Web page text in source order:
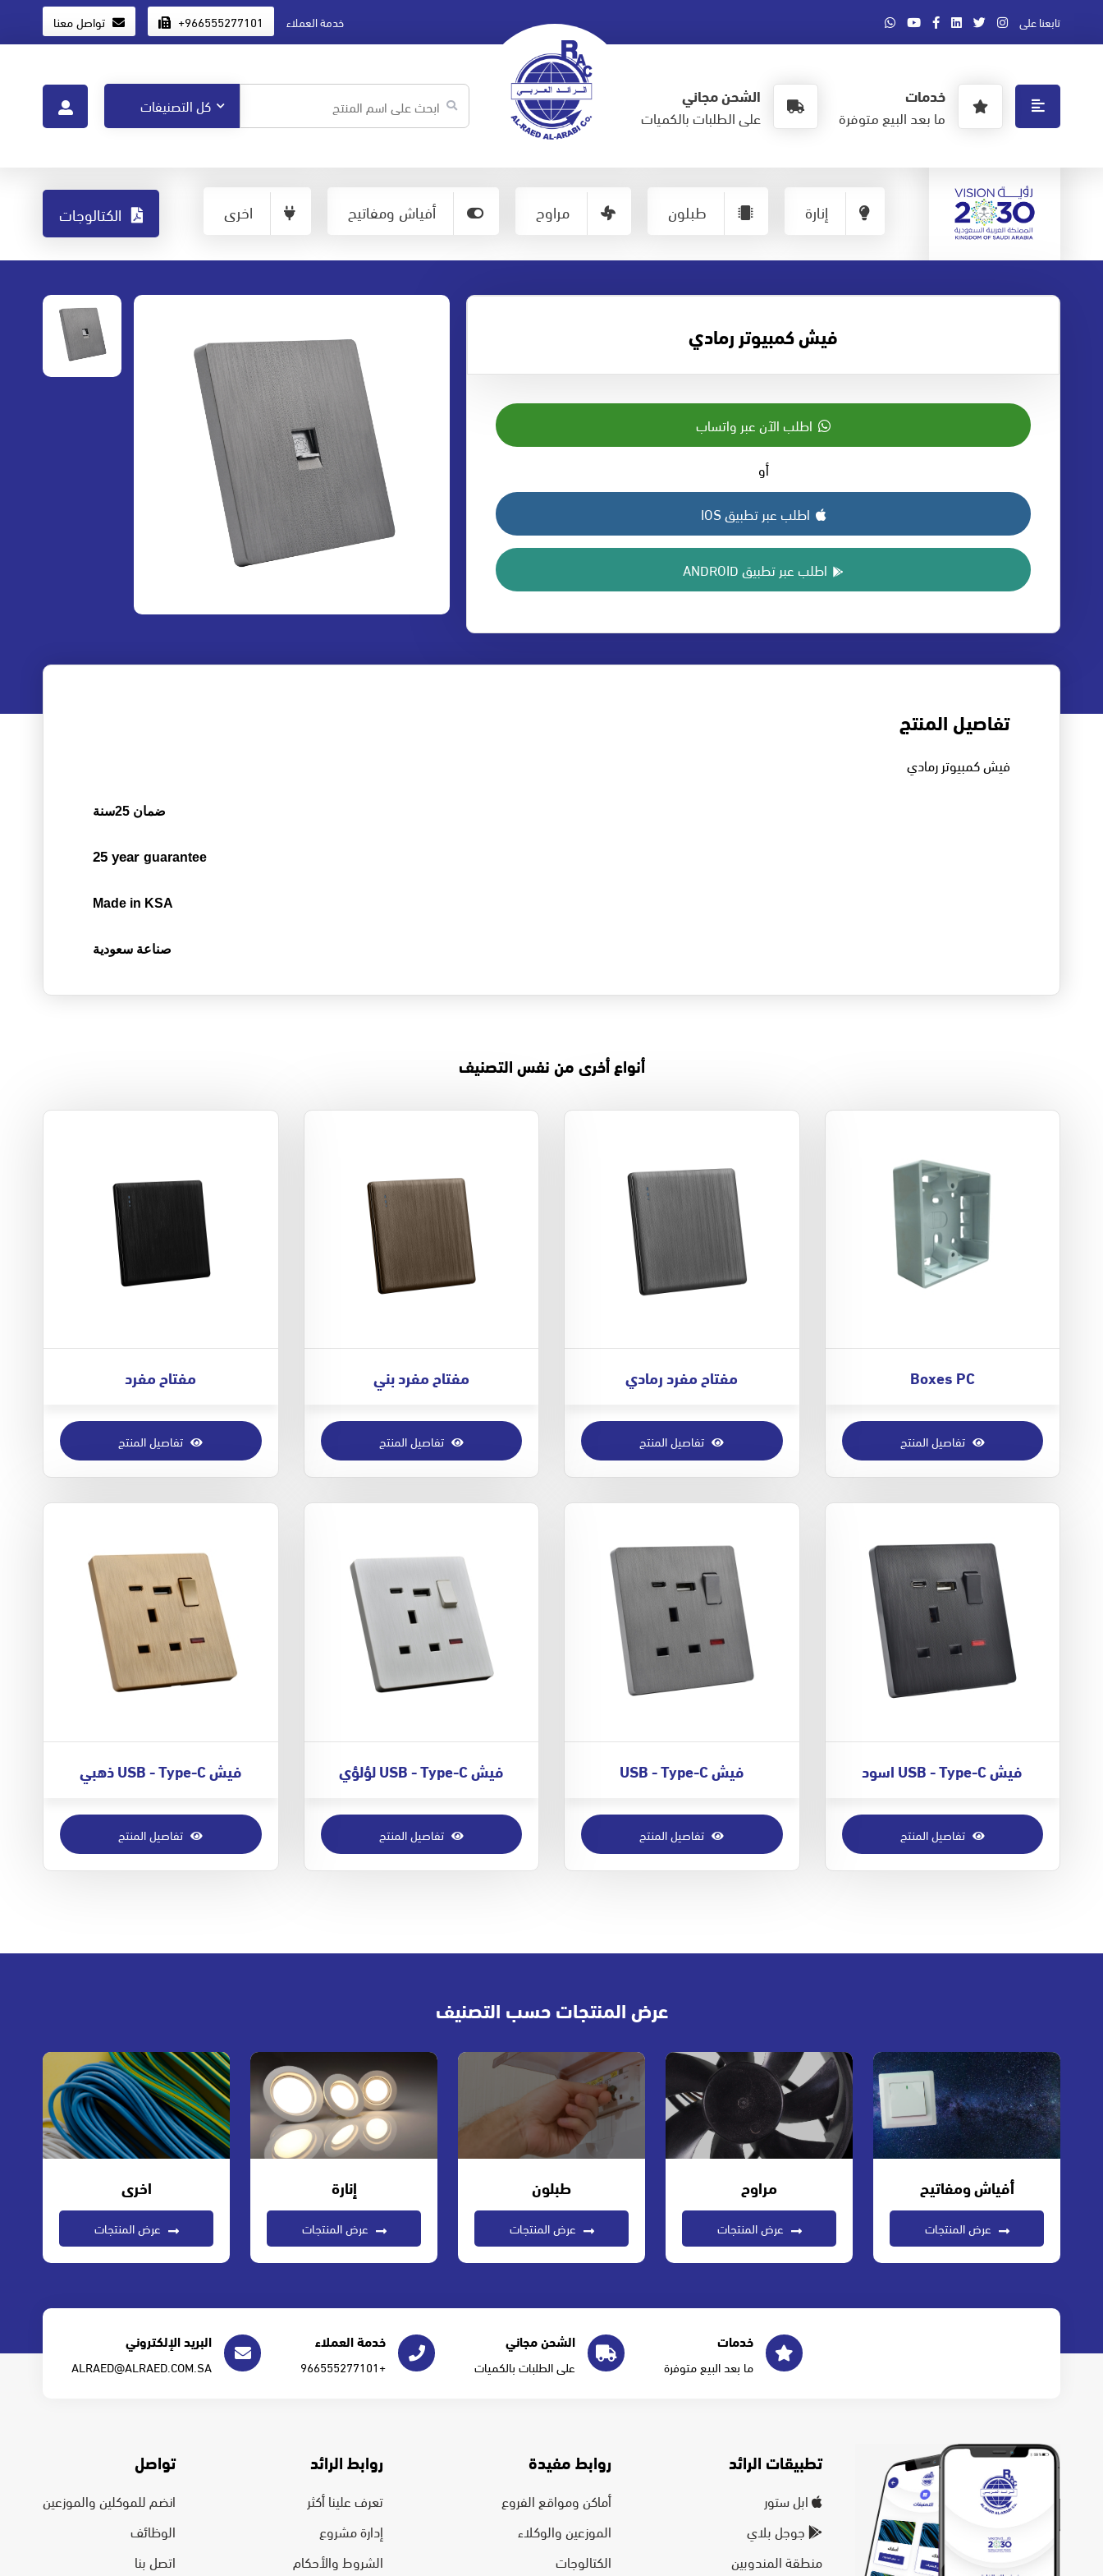
تابعنا على خدمة العملاء +966555277101 تواصل معنا
خدمات
ما بعد البيع متوفرة
الشحن مجاني
على الطلبات بالكميات
إنارة طبلون مراوح أفياش ومفاتيح اخرى الكتالوجات
فيش كمبيوتر رمادي
اطلب الآن عبر واتساب
أو
اطلب عبر تطبيق IOS
اطلب عبر تطبيق ANDROID
تفاصيل المنتج
فيش كمبيوتر رمادي
ضمان 25سنة
25 year guarantee
Made in KSA
صناعة سعودية
أنواع أخرى من نفس التصنيف
Boxes PC
تفاصيل المنتج
مفتاح مفرد رمادي
تفاصيل المنتج
مفتاح مفرد بني
تفاصيل المنتج
مفتاح مفرد
تفاصيل المنتج
فيش USB - Type-C اسود
تفاصيل المنتج
فيش USB - Type-C
تفاصيل المنتج
فيش USB - Type-C لؤلؤي
تفاصيل المنتج
فيش USB - Type-C ذهبي
تفاصيل المنتج
عرض المنتجات حسب التصنيف
أفياش ومفاتيح
عرض المنتجات
مراوح
عرض المنتجات
طبلون
عرض المنتجات
إنارة
عرض المنتجات
اخرى
عرض المنتجات
خدمات
ما بعد البيع متوفرة
الشحن مجاني
على الطلبات بالكميات
خدمة العملاء
+966555277101
البريد الإلكتروني
ALRAED@ALRAED.COM.SA
تطبيقات الرائد
ابل ستور
جوجل بلاي
منطقة المندوبين
روابط مفيدة
أماكن ومواقع الفروع
الموزعين والوكلاء
الكتالوجات
روابط الرائد
تعرف علينا أكثر
إدارة مشروع
الشروط والأحكام
تواصل
انضم للموكلين والموزعين
الوظائف
اتصل بنا